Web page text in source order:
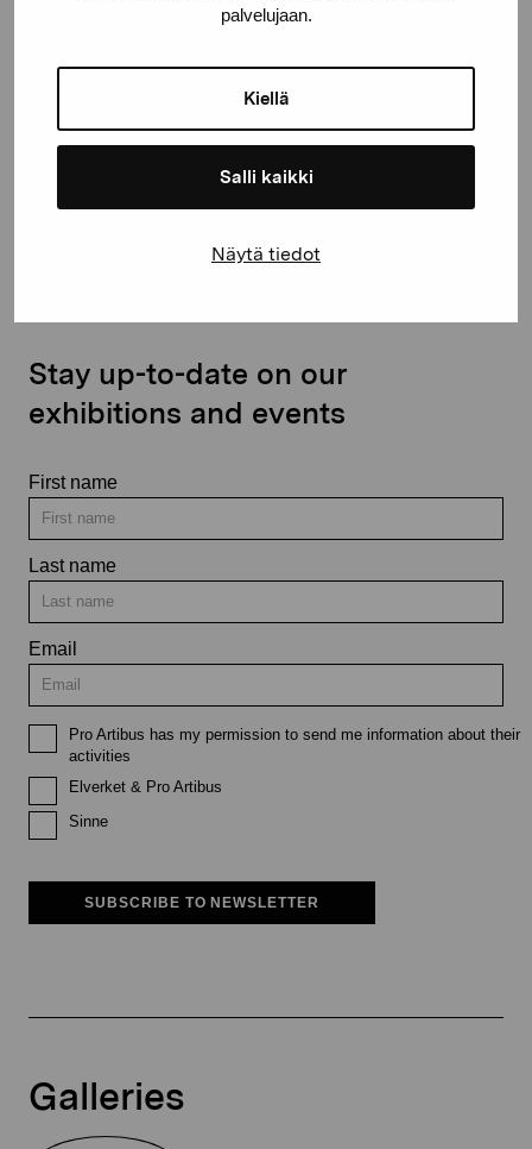
palvelujaan.
Kiellä
Salli kaikki
Näytä tiedot
+358 (0)50 371 6339
Stay up-to-date on our
exhibitions and events
First name
Last name
Email
Pro Artibus has my permission to send me information about their
activities
Elverket & Pro Artibus
Sinne
SUBSCRIBE TO NEWSLETTER
Galleries